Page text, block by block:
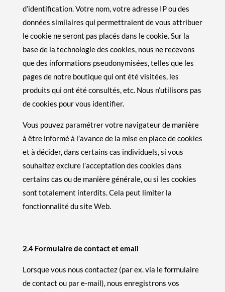
d’identification. Votre nom, votre adresse IP ou des
données similaires qui permettraient de vous attribuer
le cookie ne seront pas placés dans le cookie. Sur la
base de la technologie des cookies, nous ne recevons
que des informations pseudonymisées, telles que les
pages de notre boutique qui ont été visitées, les
produits qui ont été consultés, etc. Nous n’utilisons pas
de cookies pour vous identifier.
Vous pouvez paramétrer votre navigateur de manière
à être informé à l’avance de la mise en place de cookies
et à décider, dans certains cas individuels, si vous
souhaitez exclure l’acceptation des cookies dans
certains cas ou de manière générale, ou si les cookies
sont totalement interdits. Cela peut limiter la
fonctionnalité du site Web.
2.4 Formulaire de contact et email
Lorsque vous nous contactez (par ex. via le formulaire
de contact ou par e-mail), nous enregistrons vos